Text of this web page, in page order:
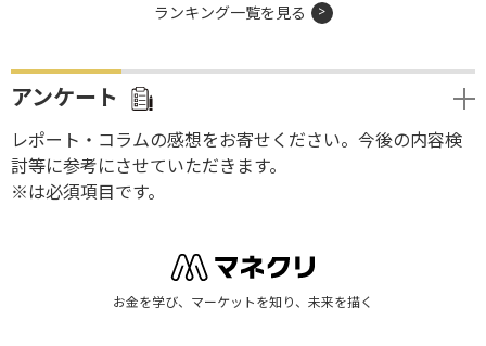
ランキング一覧を見る
アンケート
レポート・コラムの感想をお寄せください。今後の内容検
討等に参考にさせていただきます。
※は必須項目です。
お金を学び、マーケットを知り、未来を描く